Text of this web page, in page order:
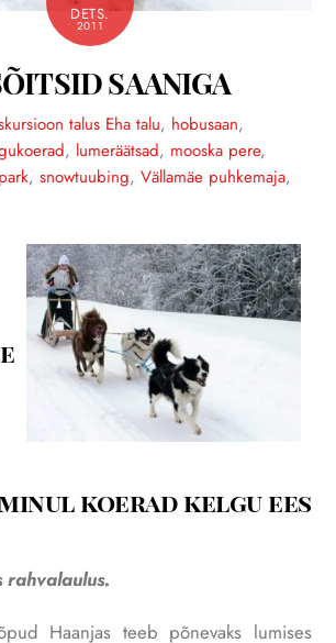
DETS.
2011
SAANIGA
talus Eha talu, hobusaan,
, lumeräätsad, mooska pere,
,snowtuubing,Vällamäe puhkemaja,
minul koerad kelgu ees
rahvalaulus.
Haanjas teeb põnevaks lumises